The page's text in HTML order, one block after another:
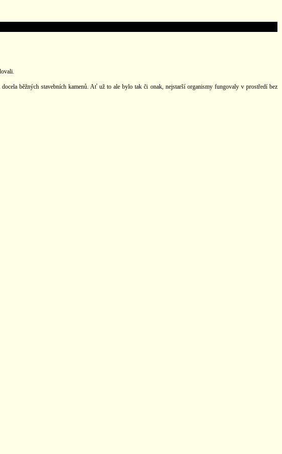
běžných stavebních kamenů. Ať už to ale bylo tak či onak, nejstarší organismy fungovaly v prostředí bez